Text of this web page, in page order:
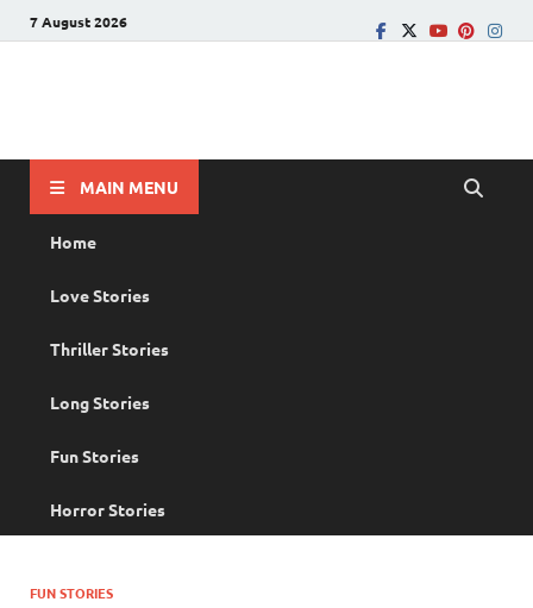
7 August 2026
MAIN MENU
Home
Love Stories
Thriller Stories
Long Stories
Fun Stories
Horror Stories
FUN STORIES